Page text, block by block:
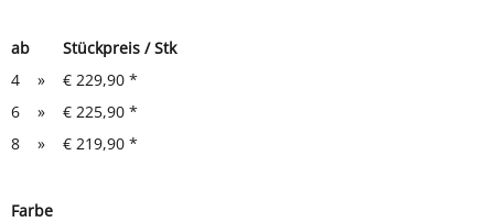
Maße: 620 x 400 x 990 mm (HxBxT)
ab
Stückpreis / Stk
4
» € 229,90 *
6
» € 225,90 *
8
» € 219,90 *
Farbe